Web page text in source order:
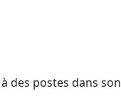
des postes dans son